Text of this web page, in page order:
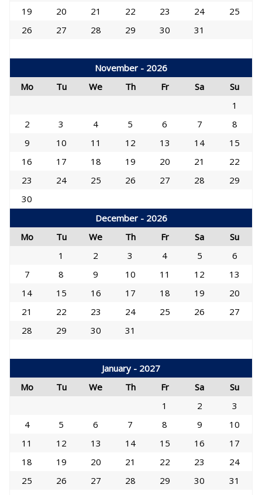
19
20 21 22 23 24
25
26
27 28 29 30 31
November - 2026
Mo
Tu We Th Fr Sa
Su
1
2
3 4 5 6 7
8
9
10 11 12 13 14
15
16
17 18 19 20 21
22
23
24 25 26 27 28
29
30
December - 2026
Mo
Tu We Th Fr Sa
Su
1
2 3 4 5
6
7
8 9 10 11 12
13
14
15 16 17 18 19
20
21
22 23 24 25 26
27
28
29 30 31
January - 2027
Mo
Tu We Th Fr Sa
Su
1
2
3
4
5 6 7 8 9
10
11
12 13 14 15 16
17
18
19 20 21 22 23
24
25
26 27 28 29 30 31